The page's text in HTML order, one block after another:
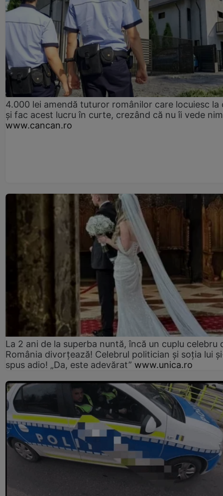
4.000 lei amendă tuturor românilor care locuiesc la
și fac acest lucru în curte, crezând că nu îi vede
www.cancan.ro
La 2 ani de la superba nuntă, încă un cuplu celebru
România divorțează! Celebrul politician și soția lui
spus adio! „Da, este adevărat” www.unica.ro